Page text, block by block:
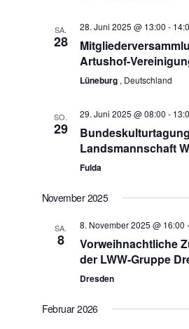
SA.
28
28. Juni 2025 @ 13:00 -
Artushof-
Lüneburg , Deutschland
SO.
29
29. Juni 2025 @ 08:00 -
Landsmannschaft
Fulda
November 2025
SA.
8
8. November 2025 @ 16:00 -
Vorweihnachtliche
der LWW-Gruppe
Dresden
Februar 2026